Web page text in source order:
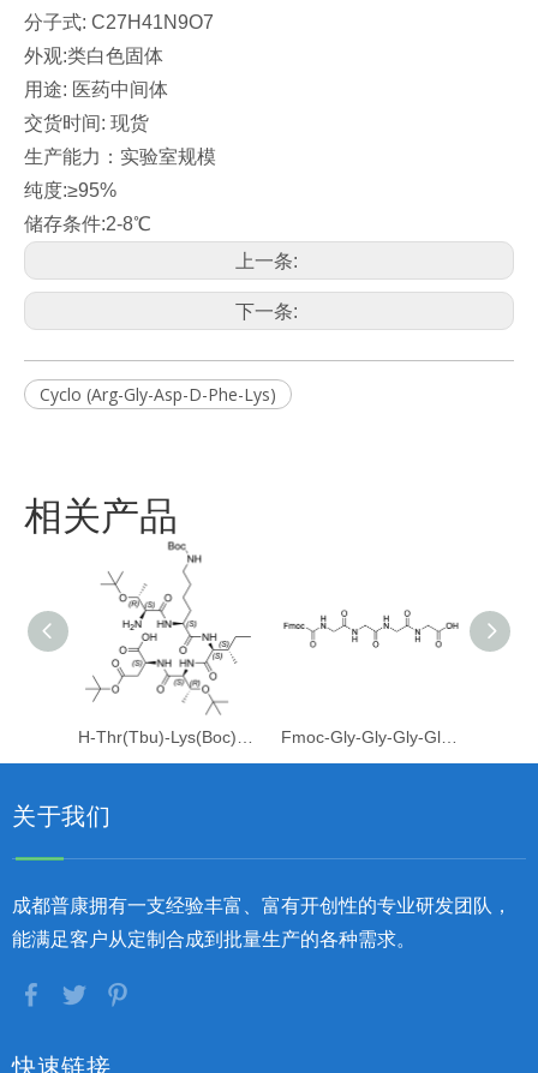
分子式: C27H41N9O7
外观:类白色固体
用途: 医药中间体
交货时间: 现货
生产能力：实验室规模
纯度:≥95%
储存条件:2-8℃
上一条:
下一条:
Cyclo (Arg-Gly-Asp-D-Phe-Lys)
相关产品
关于我们
成都普康拥有一支经验丰富、富有开创性的专业研发团队，
能满足客户从定制合成到批量生产的各种需求。